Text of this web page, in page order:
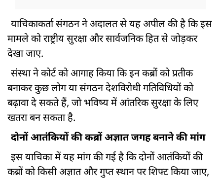
याचिकाकर्ता संगठन ने अदालत से यह अपील की है कि इस
मामले को राष्ट्रीय सुरक्षा और सार्वजनिक हित से जोड़कर
देखा जाए.
संस्था ने कोर्ट को आगाह किया कि इन कब्रों को प्रतीक
बनाकर कुछ लोग या संगठन देशविरोधी गतिविधियों को
बढ़ावा दे सकते हैं, जो भविष्य में आंतरिक सुरक्षा के लिए
खतरा बन सकता है.
दोनों आतंकियों की कब्रों अज्ञात जगह बनाने की मांग
इस याचिका में यह मांग की गई है कि दोनों आतंकियों की
कब्रों को किसी अज्ञात और गुप्त स्थान पर शिफ्ट किया जाए,